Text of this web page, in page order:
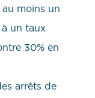
moins un
à un taux
30% en
arrêts de